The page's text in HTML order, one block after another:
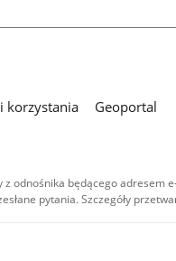
korzystania Geoportal
odnośnika będącego adresem
pytania. Szczegóły